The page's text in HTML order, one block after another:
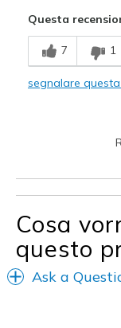
Durable
Stylish
View On Shoes
Questa
7 1
segnalare
Cosa
questo
Ask a